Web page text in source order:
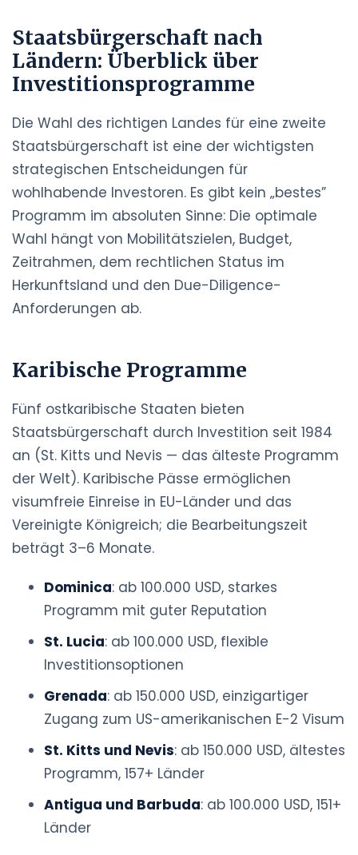
Staatsbürgerschaft nach
Ländern: Überblick über
Investitionsprogramme
Die Wahl des richtigen Landes für eine zweite
Staatsbürgerschaft ist eine der wichtigsten
strategischen Entscheidungen für
wohlhabende Investoren. Es gibt kein „bestes”
Programm im absoluten Sinne: Die optimale
Wahl hängt von Mobilitätszielen, Budget,
Zeitrahmen, dem rechtlichen Status im
Herkunftsland und den Due-Diligence-
Anforderungen ab.
Karibische Programme
Fünf ostkaribische Staaten bieten
Staatsbürgerschaft durch Investition seit 1984
an (St. Kitts und Nevis — das älteste Programm
der Welt). Karibische Pässe ermöglichen
visumfreie Einreise in EU-Länder und das
Vereinigte Königreich; die Bearbeitungszeit
beträgt 3–6 Monate.
Dominica: ab 100.000 USD, starkes
Programm mit guter Reputation
St. Lucia: ab 100.000 USD, flexible
Investitionsoptionen
Grenada: ab 150.000 USD, einzigartiger
Zugang zum US-amerikanischen E-2 Visum
St. Kitts und Nevis: ab 150.000 USD, ältestes
Programm, 157+ Länder
Antigua und Barbuda: ab 100.000 USD, 151+
Länder